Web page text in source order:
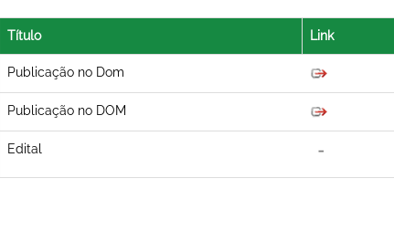
Título Link
Publicação no Dom
Publicação no DOM
Edital